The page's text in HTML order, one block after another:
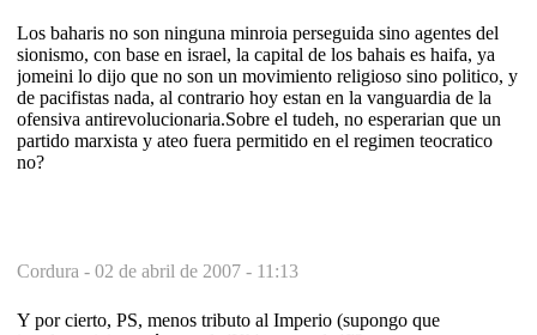
Los baharis no son ninguna minroia perseguida sino agentes del
sionismo, con base en israel, la capital de los bahais es haifa, ya
jomeini lo dijo que no son un movimiento religioso sino politico, y
de pacifistas nada, al contrario hoy estan en la vanguardia de la
ofensiva antirevolucionaria.Sobre el tudeh, no esperarian que un
partido marxista y ateo fuera permitido en el regimen teocratico
no?
Cordura - 02 de abril de 2007 - 11:13
Y por cierto, PS, menos tributo al Imperio (supongo que